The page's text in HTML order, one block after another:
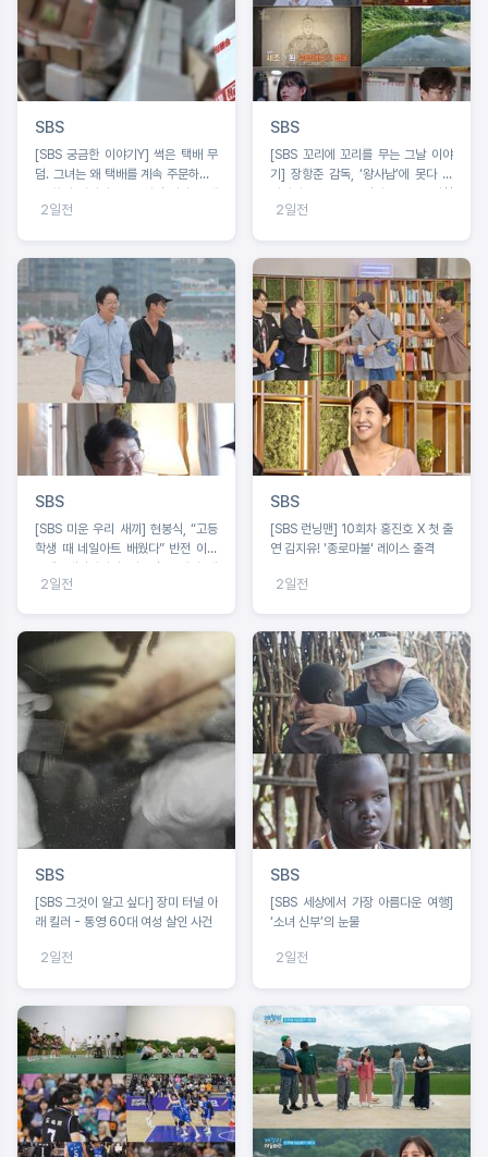
SBS
[SBS 궁금한 이야기Y] 썩은 택배 무
덤. 그녀는 왜 택배를 계속 주문하나 /
우리 집을 노렸나
2일전
SBS
[SBS 꼬리에 꼬리를 무는 그날 이야
기] 장항준 감독, ‘왕사남’에 못다 한
률 ‘교양, 예능’ 동시간대 1위!
2일전
SBS
[SBS 미운 우리 새끼] 현봉식, “고등
학생 때 네일아트 배웠다” 반전 이력
고백! 배정남마저 사로잡은 네일 케
어?!
2일전
SBS
[SBS 런닝맨] 10회차 홍진호 X 첫 출
연 김지유! '종로마불' 레이스 출격
2일전
SBS
[SBS 그것이 알고 싶다] 장미 터널 아
래 킬러 - 통영 60대 여성 살인 사건
2일전
SBS
[SBS 세상에서 가장 아름다운 여행]
‘소녀 신부’의 눈물
2일전